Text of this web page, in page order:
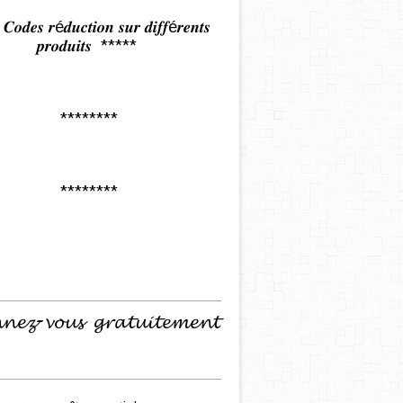
𝒓é𝒅𝒖𝒄𝒕𝒊𝒐𝒏 𝒔𝒖𝒓 𝒅𝒊𝒇𝒇é𝒓𝒆𝒏𝒕𝒔
𝒑𝒓𝒐𝒅𝒖𝒊𝒕𝒔 *****
********
********
𝓿𝓸𝓾𝓼 𝓰𝓻𝓪𝓽𝓾𝓲𝓽𝓮𝓶𝓮𝓷𝓽